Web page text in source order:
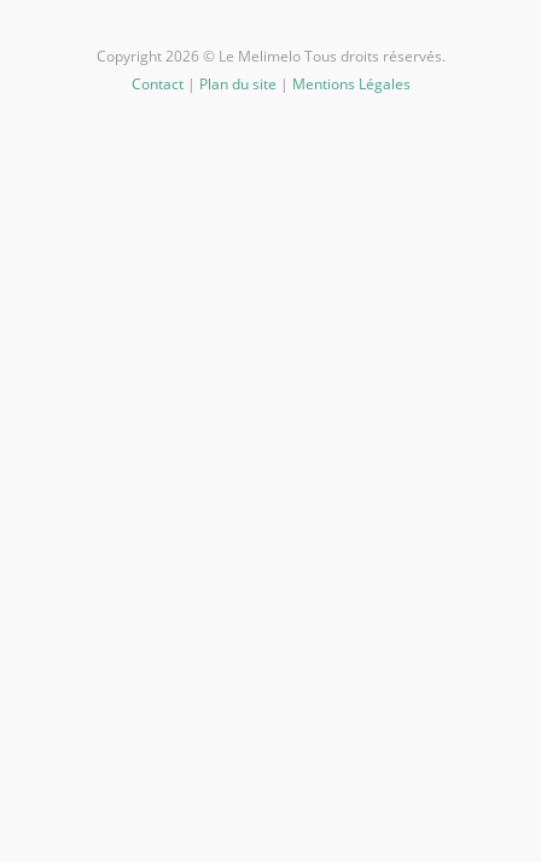
Copyright 2026 © Le Melimelo Tous droits réservés.
Contact| Plan du site | Mentions Légales